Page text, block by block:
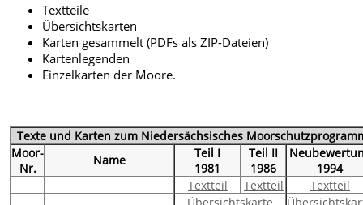
Textteile
Übersichtskarten
Karten gesammelt (PDFs als ZIP-Dateien)
Kartenlegenden
Einzelkarten der Moore.
Texte und Karten zum Niedersächsisches
Moor-
Nr.
Name
Teil I
1981
Teil II
1986
1994
Textteil
Textteil
Textteil
Übersichtskarte